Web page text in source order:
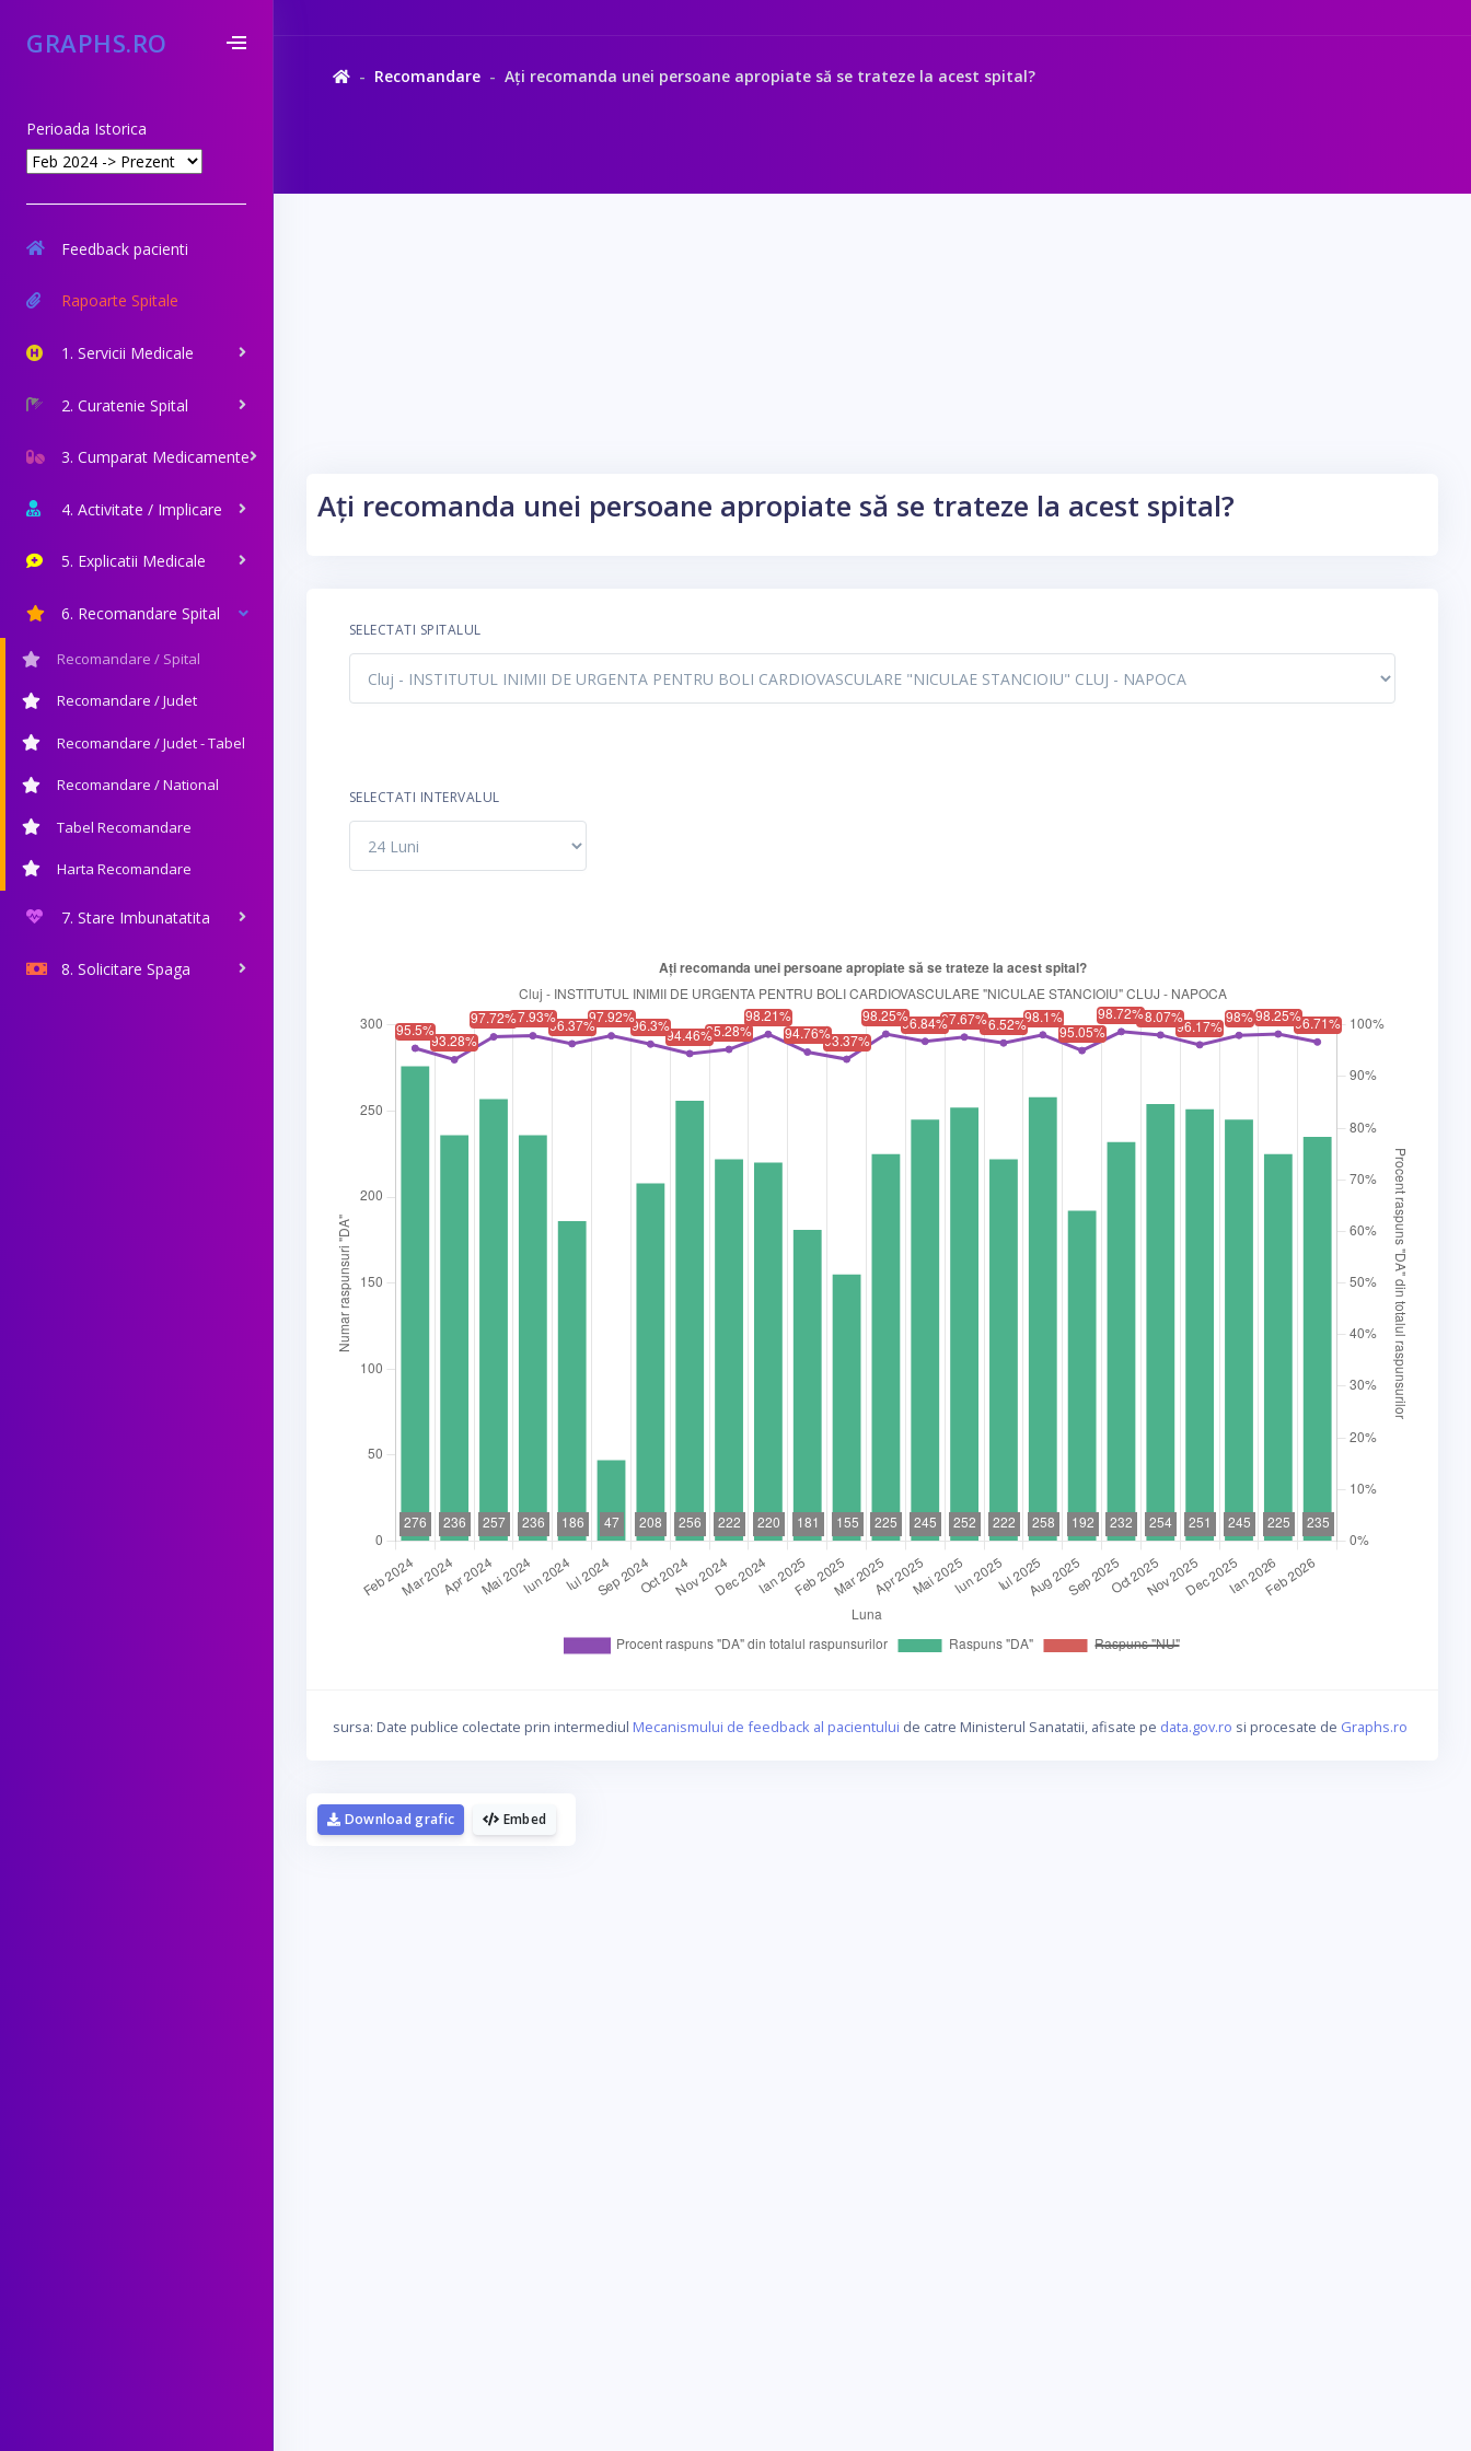
GRAPHS.RO
Perioada Istorica
Feedback pacienti
Rapoarte Spitale
1. Servicii Medicale
2. Curatenie Spital
3. Cumparat Medicamente
4. Activitate / Implicare
5. Explicatii Medicale
6. Recomandare Spital
Recomandare / Spital
Recomandare / Judet
Recomandare / Judet - Tabel
Recomandare / National
Tabel Recomandare
Harta Recomandare
7. Stare Imbunatatita
8. Solicitare Spaga
Recomandare Ați recomanda unei persoane apropiate să se trateze la acest spital?
Ați recomanda unei persoane apropiate să se trateze la acest spital?
SELECTATI SPITALUL
SELECTATI INTERVALUL
sursa: Date publice colectate prin intermediul Mecanismului de feedback al pacientului de catre Ministerul Sanatatii, afisate pe data.gov.ro si procesate de Graphs.ro
Embed
Download grafic
La fel cum tie iti plac graficele, mie imi